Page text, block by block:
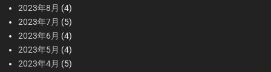
2023年8月 (4)
2023年7月 (5)
2023年6月 (4)
2023年5月 (4)
2023年4月 (5)